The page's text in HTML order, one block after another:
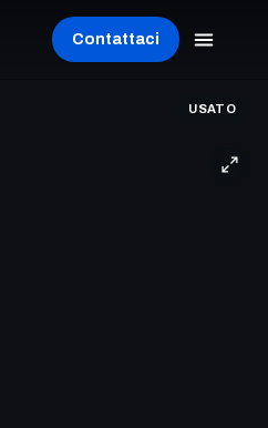
Contattaci
USATO